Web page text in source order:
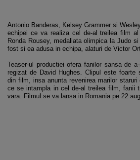
Antonio Banderas, Kelsey Grammer si
echipei ce va realiza cel de-al treilea film al
Ronda Rousey, medaliata olimpica la Judo
fost si ea adusa in echipa, alaturi de Victor
Teaser-ul productiei ofera fanilor sansa de
regizat de David Hughes. Clipul este
din film, insa anunta revenirea marilor
ce se intampla in cel de-al treilea film, fanii
vara. Filmul se va lansa in Romania pe 22